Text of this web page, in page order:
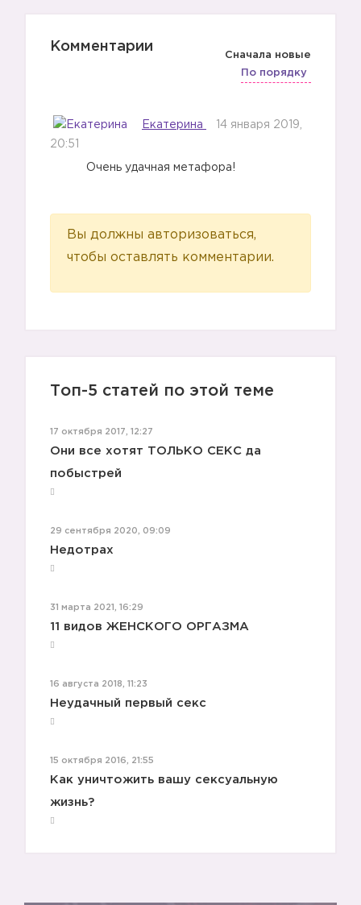
Комментарии
Сначала новые
По порядку
Екатерина 14 января 2019,
20:51
Очень удачная метафора!
Вы должны авторизоваться,
чтобы оставлять комментарии.
Топ-5 статей по этой теме
17 октября 2017, 12:27
Они все хотят ТОЛЬКО СЕКС да
побыстрей
29 сентября 2020, 09:09
Недотрах
31 марта 2021, 16:29
11 видов ЖЕНСКОГО ОРГАЗМА
16 августа 2018, 11:23
Неудачный первый секс
15 октября 2016, 21:55
Как уничтожить вашу сексуальную
жизнь?